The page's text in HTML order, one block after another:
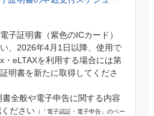
子証明書（紫色のICカード）
、2026年4月1日以降、使用で
・eLTAXを利用する場合には第
明書を新たに取得してくださ
全般や電子申告に関する内容
ださい （「電子認証・電子申告」のペー